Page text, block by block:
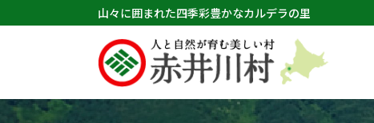
山々に囲まれた四季彩豊かなカルデラの里